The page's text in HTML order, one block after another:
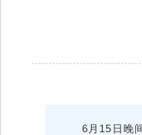
6月15日晚